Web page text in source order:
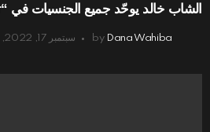
الشاب خالد يوحّد جميع الجنسيات في “come together”
by Dana Wahiba سبتمبر 17, 2022, 8:57 م